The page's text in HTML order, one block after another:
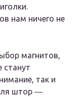
нам ничего не
магнитов,
станут
так и
штор ―